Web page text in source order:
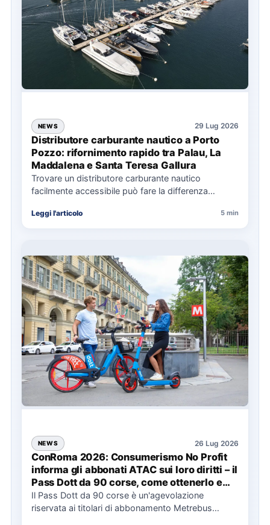
NEWS 29 Lug 2026
Distributore carburante nautico a Porto
Pozzo: rifornimento rapido tra Palau, La
Maddalena e Santa Teresa Gallura
Trovare un distributore carburante nautico
facilmente accessibile può fare la differenza
soprattutto…
Leggi l'articolo 5 min
NEWS 26 Lug 2026
ConRoma 2026: Consumerismo No Profit
informa gli abbonati ATAC sui loro diritti – il
Pass Dott da 90 corse, come ottenerlo e
cosa spetta in caso di disservizi
Il Pass Dott da 90 corse è un'agevolazione
riservata ai titolari di abbonamento Metrebus